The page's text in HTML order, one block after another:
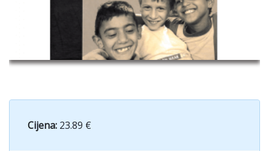
Cijena: 23.89 €